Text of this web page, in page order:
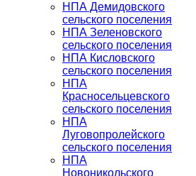
НПА Демидовского
сельского поселения
НПА Зеленовского
сельского поселения
НПА Кисловского
сельского поселения
НПА
Красносельцевского
сельского поселения
НПА
Луговопролейского
сельского поселения
НПА
Новоникольского